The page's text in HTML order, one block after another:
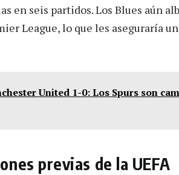
en seis partidos. Los Blues aún
League, lo que les aseguraría
United 1-0: Los Spurs son
previas de la UEFA